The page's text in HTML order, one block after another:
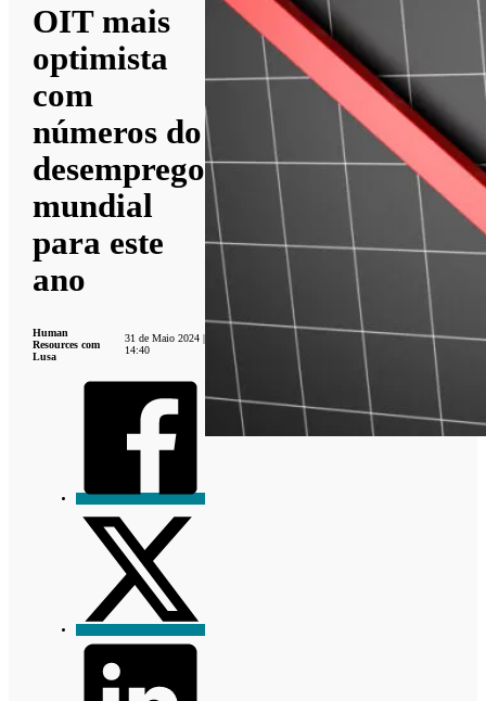
OIT mais
optimista
com
números do
desemprego
mundial
para este
ano
Human
Resources com
Lusa
31 de Maio 2024 |
14:40